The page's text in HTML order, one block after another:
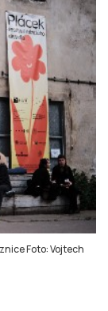
Foto: Vojtech